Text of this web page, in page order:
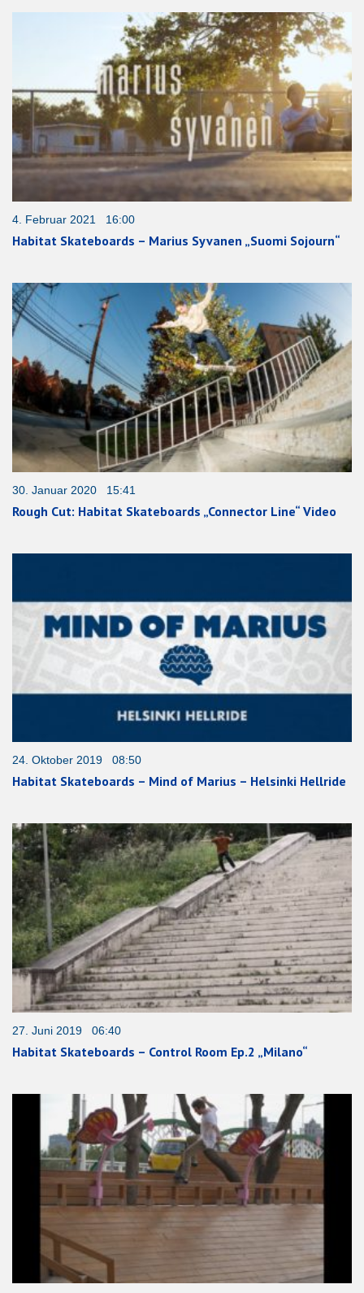
4. Februar 2021 16:00
Habitat Skateboards – Marius Syvanen „Suomi Sojourn“
30. Januar 2020 15:41
Rough Cut: Habitat Skateboards „Connector Line“ Video
24. Oktober 2019 08:50
Habitat Skateboards – Mind of Marius – Helsinki Hellride
27. Juni 2019 06:40
Habitat Skateboards – Control Room Ep.2 „Milano“